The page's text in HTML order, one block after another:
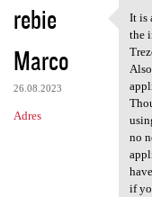
rebie
Marco
26.08.2023
Adres
It is
It is
the
no
if